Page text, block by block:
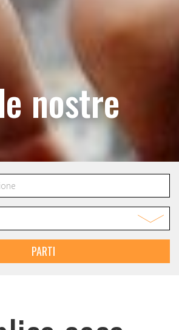
nostre
PARTI